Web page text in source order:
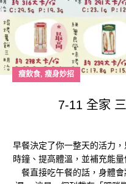
瘦飲食, 瘦身妙招
7-11 全家
早餐決定了你一整天的活力
時鐘、提高體溫，並補充能
餐直接吃午餐的話，身體